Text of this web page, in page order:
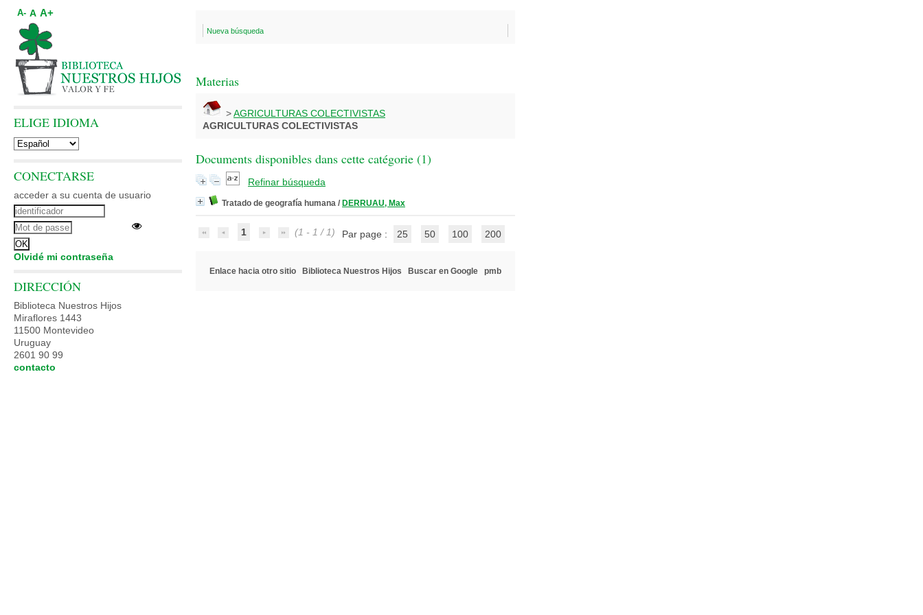
Nueva búsqueda
Materias
>AGRICULTURAS COLECTIVISTAS
AGRICULTURAS COLECTIVISTAS
Documents disponibles dans cette catégorie (1)
Refinar búsqueda
Tratado de geografía humana / DERRUAU, Max
1 (1 - 1 / 1) Par page : 25 50 100 200
Enlace hacia otro sitio Biblioteca Nuestros Hijos Buscar en Google pmb
A- A A+
ELIGE IDIOMA
CONECTARSE
acceder a su cuenta de usuario
Olvidé mi contraseña
DIRECCIÓN
Biblioteca Nuestros Hijos
Miraflores 1443
11500 Montevideo
Uruguay
2601 90 99
contacto